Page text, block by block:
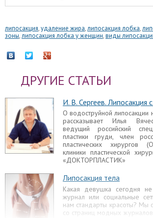
липосакция,удаление жира,липосакция лобка,
зоны,липосакция лобка у женщин,виды
ДРУГИЕ СТАТЬИ
И. В. Сергеев. Липосакция
О водоструйной липосакции
рассказывает Илья
ведущий российский
пластики груди, член
пластических хирургов
клиники пластической
«ДОКТОРПЛАСТИК»
Липосакция тела
Какая девушка сегодня не
журнал или социальные
нам стандарты красоты?
со страниц модных